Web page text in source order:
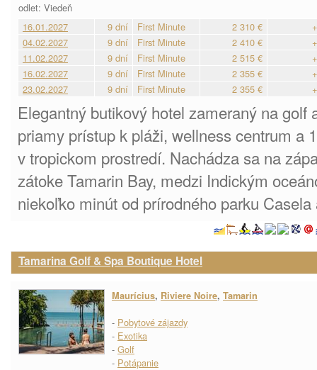
odlet: Viedeň
16.01.2027
9 dní First Minute 2 310 €
04.02.2027
9 dní First Minute 2 410 €
11.02.2027
9 dní First Minute 2 515 €
16.02.2027
9 dní First Minute 2 355 €
23.02.2027
9 dní First Minute 2 355 €
Elegantný butikový hotel zameraný na golf
priamy prístup k pláži, wellness centrum a
v tropickom prostredí. Nachádza sa na
zátoke Tamarin Bay, medzi Indickým
niekoľko minút od prírodného parku
Tamarina Golf & Spa Boutique Hotel
Maurícius, Riviere Noire, Tamarin
- Pobytové zájazdy
- Exotika
- Golf
- Potápanie